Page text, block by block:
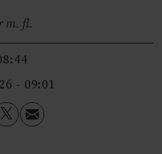
m. fl.
- 09:01